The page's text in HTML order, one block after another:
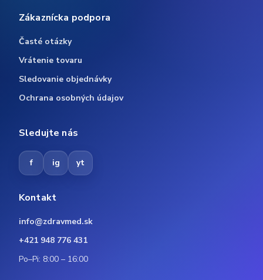
Zákaznícka podpora
Časté otázky
Vrátenie tovaru
Sledovanie objednávky
Ochrana osobných údajov
Sledujte nás
f ig yt
Kontakt
info@zdravmed.sk
+421 948 776 431
Po–Pi: 8:00 – 16:00